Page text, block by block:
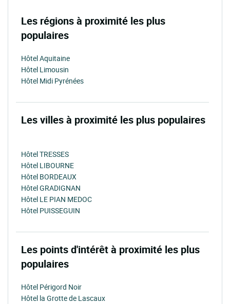
Les régions à proximité les plus
populaires
Hôtel Aquitaine
Hôtel Limousin
Hôtel Midi Pyrénées
Les villes à proximité les plus populaires
Hôtel TRESSES
Hôtel LIBOURNE
Hôtel BORDEAUX
Hôtel GRADIGNAN
Hôtel LE PIAN MEDOC
Hôtel PUISSEGUIN
Les points d'intérêt à proximité les plus
populaires
Hôtel Périgord Noir
Hôtel la Grotte de Lascaux